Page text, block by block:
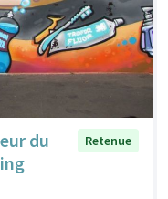
du
Retenue